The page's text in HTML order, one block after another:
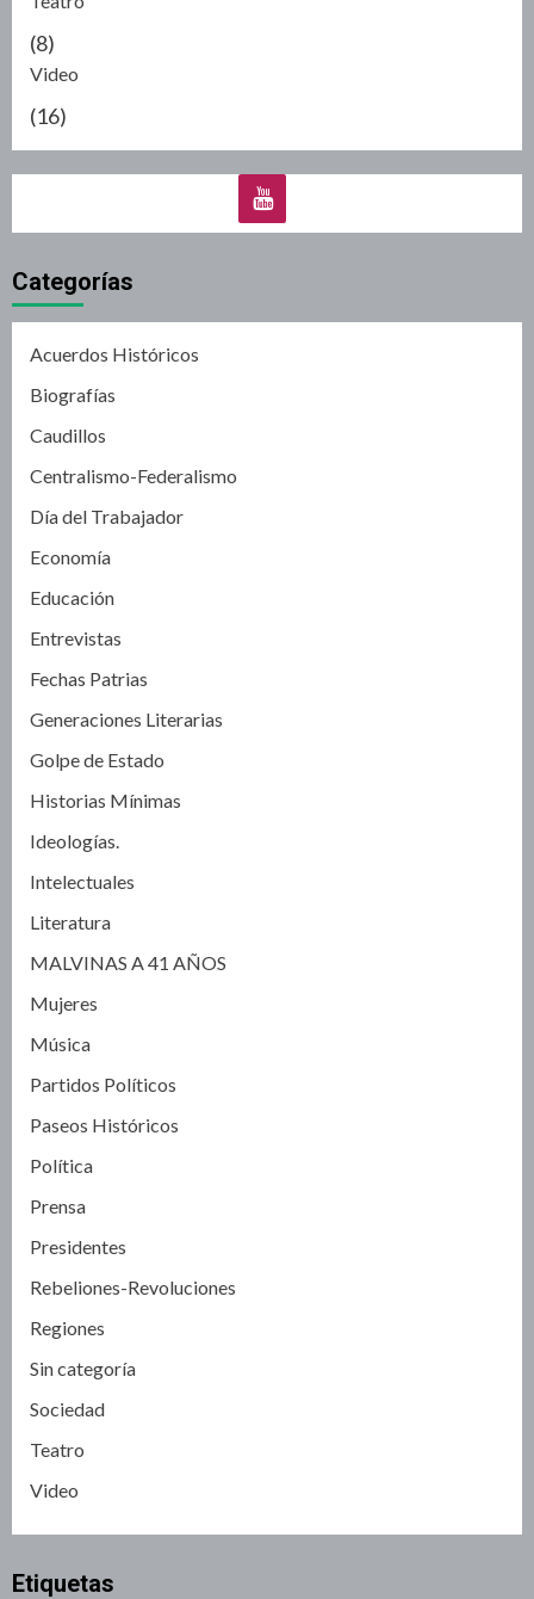
(8)
Video
(16)
Categorías
Acuerdos Históricos
Biografías
Caudillos
Centralismo-Federalismo
Día del Trabajador
Economía
Educación
Entrevistas
Fechas Patrias
Generaciones Literarias
Golpe de Estado
Historias Mínimas
Ideologías.
Intelectuales
Literatura
MALVINAS A 41 AÑOS
Mujeres
Música
Partidos Políticos
Paseos Históricos
Política
Prensa
Presidentes
Rebeliones-Revoluciones
Regiones
Sin categoría
Sociedad
Teatro
Video
Etiquetas